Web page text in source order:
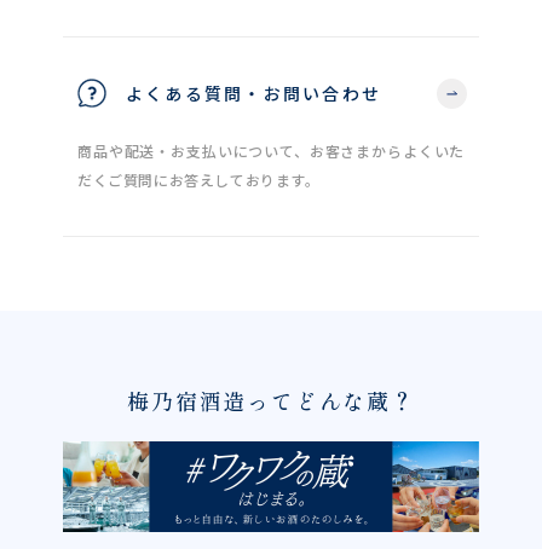
よくある質問・お問い合わせ
商品や配送・お支払いについて、お客さまからよくいた
だくご質問にお答えしております。
梅乃宿酒造ってどんな蔵？